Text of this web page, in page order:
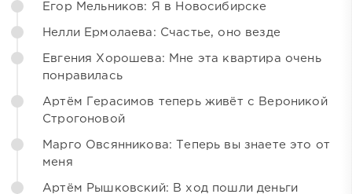
Егор Мельников: Я в Новосибирске
Нелли Ермолаева: Счастье, оно везде
Евгения Хорошева: Мне эта квартира очень
понравилась
Артём Герасимов теперь живёт с Вероникой
Строгоновой
Марго Овсянникова: Теперь вы знаете это от
меня
Артём Рышковский: В ход пошли деньги